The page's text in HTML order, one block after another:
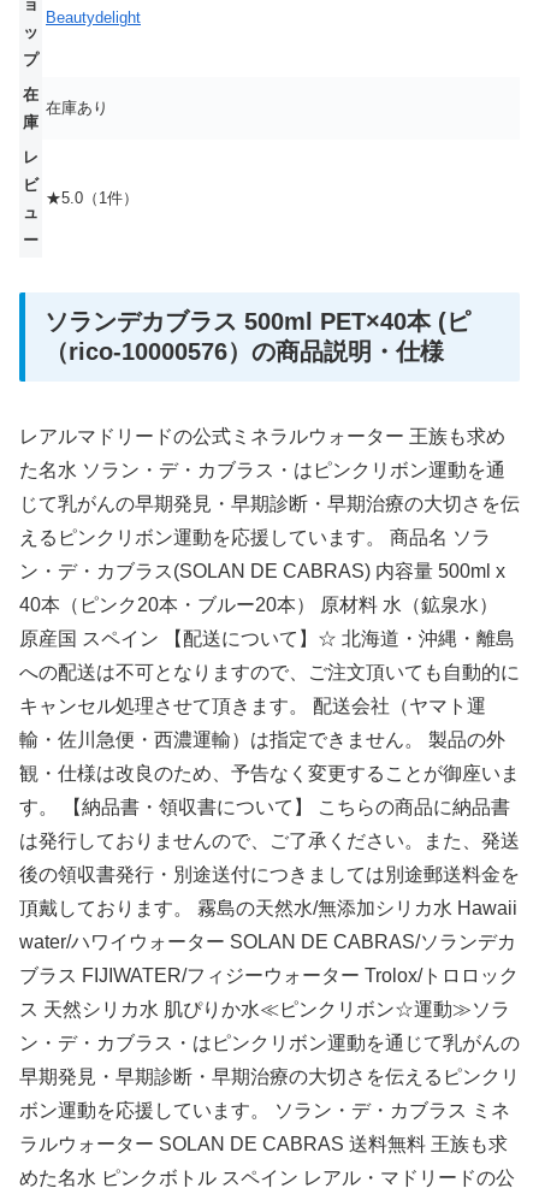
ョ
ッ
プ
Beautydelight
在
庫
在庫あり
レ
ビ
ュ
ー
★5.0（1件）
ソランデカブラス 500ml PET×40本 (ピ
（rico-10000576）の商品説明・仕様
レアルマドリードの公式ミネラルウォーター 王族も求め
た名水 ソラン・デ・カブラス・はピンクリボン運動を通
じて乳がんの早期発見・早期診断・早期治療の大切さを伝
えるピンクリボン運動を応援しています。 商品名 ソラ
ン・デ・カブラス(SOLAN DE CABRAS) 内容量 500ml x
40本（ピンク20本・ブルー20本） 原材料 水（鉱泉水）
原産国 スペイン 【配送について】☆ 北海道・沖縄・離島
への配送は不可となりますので、ご注文頂いても自動的に
キャンセル処理させて頂きます。 配送会社（ヤマト運
輸・佐川急便・西濃運輸）は指定できません。 製品の外
観・仕様は改良のため、予告なく変更することが御座いま
す。 【納品書・領収書について】 こちらの商品に納品書
は発行しておりませんので、ご了承ください。また、発送
後の領収書発行・別途送付につきましては別途郵送料金を
頂戴しております。 霧島の天然水/無添加シリカ水 Hawaii
water/ハワイウォーター SOLAN DE CABRAS/ソランデカ
ブラス FIJIWATER/フィジーウォーター Trolox/トロロック
ス 天然シリカ水 肌ぴりか水≪ピンクリボン☆運動≫ソラ
ン・デ・カブラス・はピンクリボン運動を通じて乳がんの
早期発見・早期診断・早期治療の大切さを伝えるピンクリ
ボン運動を応援しています。 ソラン・デ・カブラス ミネ
ラルウォーター SOLAN DE CABRAS 送料無料 王族も求
めた名水 ピンクボトル スペイン レアル・マドリードの公